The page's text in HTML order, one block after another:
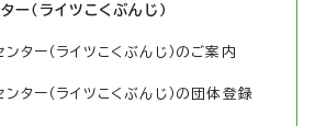
ー（ライツこくぶんじ）
ター（ライツこくぶんじ）のご案内
ター（ライツこくぶんじ）の団体登録